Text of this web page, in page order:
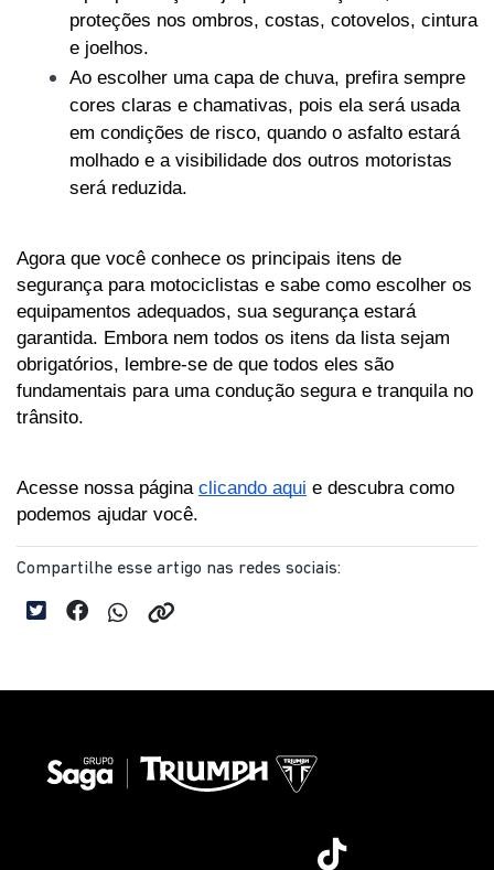
proteções nos ombros, costas, cotovelos, cintura
e joelhos.
Ao escolher uma capa de chuva, prefira sempre
cores claras e chamativas, pois ela será usada
em condições de risco, quando o asfalto estará
molhado e a visibilidade dos outros motoristas
será reduzida.
Agora que você conhece os principais itens de
segurança para motociclistas e sabe como escolher os
equipamentos adequados, sua segurança estará
garantida. Embora nem todos os itens da lista sejam
obrigatórios, lembre-se de que todos eles são
fundamentais para uma condução segura e tranquila no
trânsito.
Acesse nossa página clicando aqui e descubra como
podemos ajudar você.
Compartilhe esse artigo nas redes sociais: